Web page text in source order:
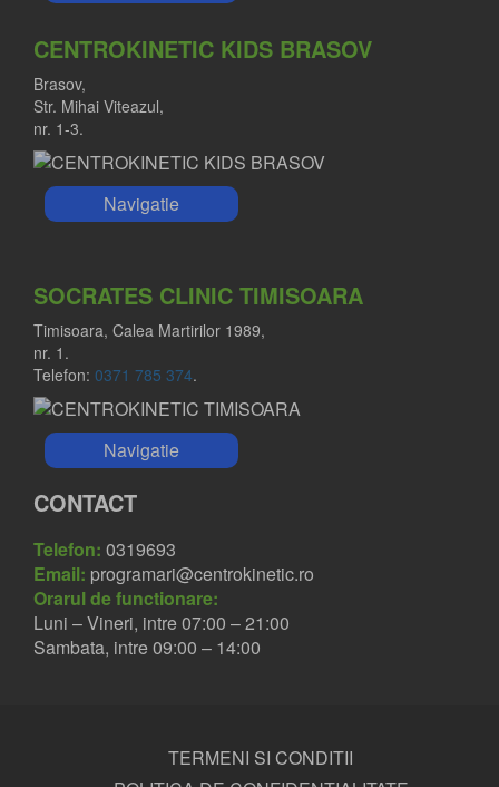
CENTROKINETIC KIDS BRASOV
Brasov,
Str. Mihai Viteazul,
nr. 1-3.
Navigatie
SOCRATES CLINIC TIMISOARA
Timisoara, Calea Martirilor 1989,
nr. 1.
Telefon: 0371 785 374.
Navigatie
CONTACT
Telefon: 0319693
Email: programari@centrokinetic.ro
Orarul de functionare:
Luni – Vineri, intre 07:00 – 21:00
Sambata, intre 09:00 – 14:00
TERMENI SI CONDITII